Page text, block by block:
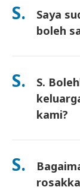
surat
dalam mana-
barisan di
S.
Saya
boleh
Ya.
pada hari
kami akan
S.
S.
kami?
Ya—sambung
sertakan power
S.